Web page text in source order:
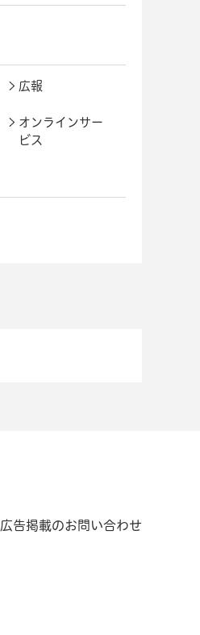
広報
オンラインサー
ビス
広告掲載のお問い合わせ